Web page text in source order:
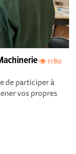
1180
de participer à
vos propres